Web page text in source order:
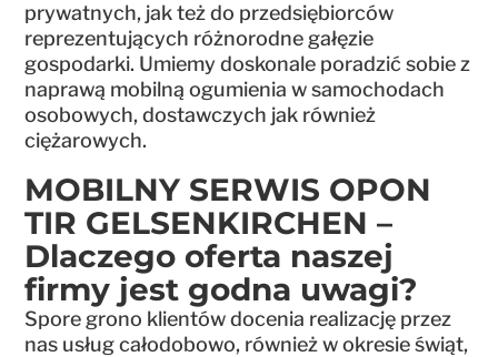
prywatnych, jak też do przedsiębiorców
reprezentujących różnorodne gałęzie
gospodarki. Umiemy doskonale poradzić sobie z
naprawą mobilną ogumienia w samochodach
osobowych, dostawczych jak również
ciężarowych.
MOBILNY SERWIS OPON
TIR GELSENKIRCHEN –
Dlaczego oferta naszej
firmy jest godna uwagi?
Spore grono klientów docenia realizację przez
nas usług całodobowo, również w okresie świąt,